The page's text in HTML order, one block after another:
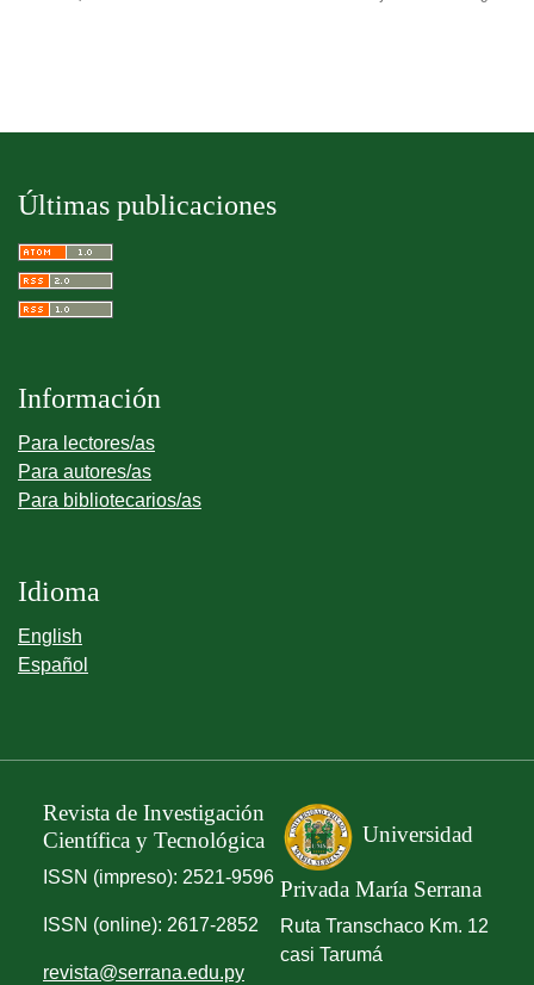
Últimas publicaciones
Información
Para lectores/as
Para autores/as
Para bibliotecarios/as
Idioma
English
Español
Revista de Investigación
Científica y Tecnológica
ISSN (impreso): 2521-9596
ISSN (online): 2617-2852
revista@serrana.edu.py
Universidad
Privada María Serrana
Ruta Transchaco Km. 12
casi Tarumá